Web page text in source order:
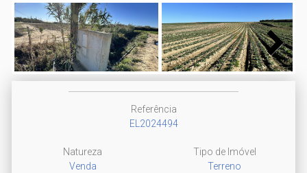
Next
Referência
EL2024494
Natureza
Venda
Tipo de Imóvel
Terreno